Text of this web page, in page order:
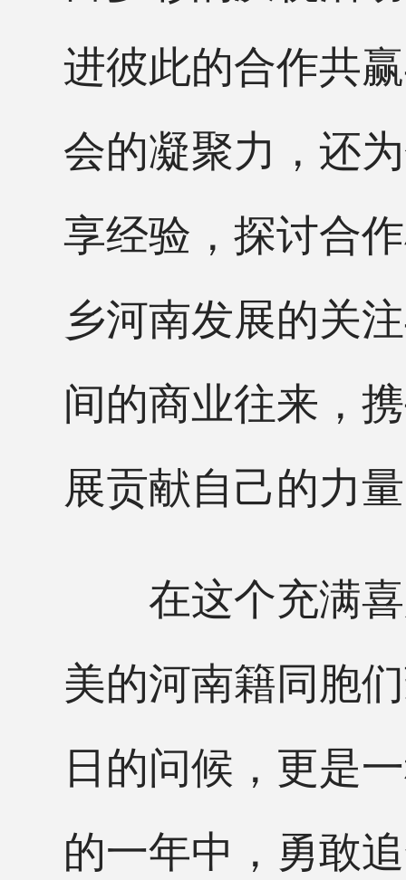
进彼此的合作共
会的凝聚力，还
享经验，探讨合
乡河南发展的关
间的商业往来，
展贡献自己的力
在这个充满喜
美的河南籍同胞
日的问候，更是
的一年中，勇敢